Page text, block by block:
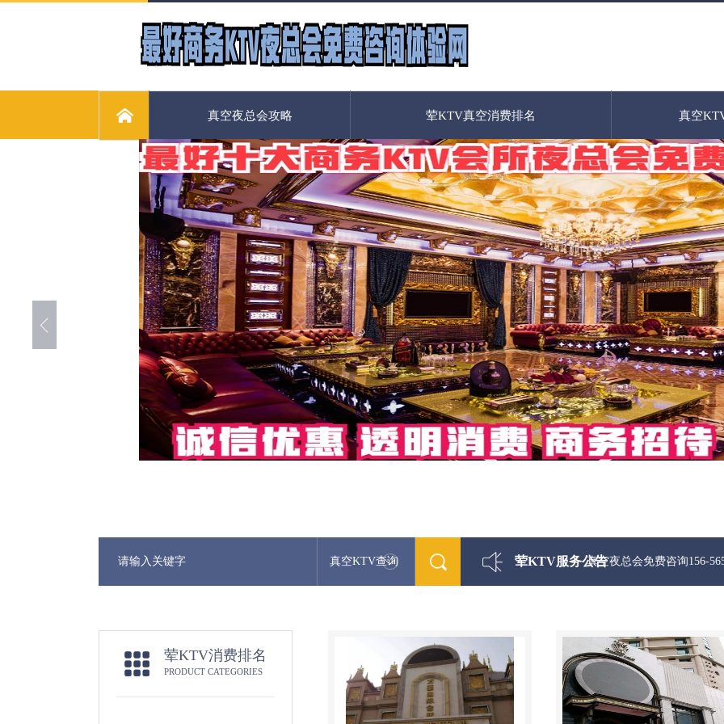
真空夜总会攻略 荤KTV真空消费排名 真空
真空KTV查询 荤KTV服务公告
最新荤KTV真空夜总会免费咨询156-5656-9542微
荤KTV消费排名
PRODUCT CATEGORIES